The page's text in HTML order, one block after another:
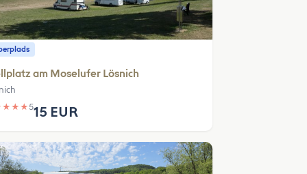
am Moselufer Lösnich
★ ★ ★515 EUR